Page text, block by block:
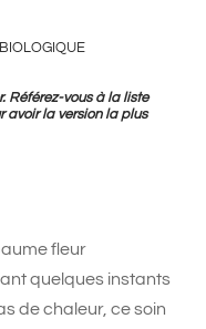
Référez-vous à la liste
avoir la version la plus
fleur
quelques instants
de chaleur, ce soin